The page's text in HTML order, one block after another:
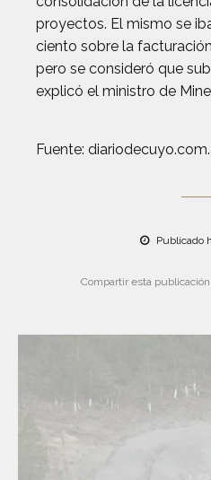
proyectos. El mismo se
ciento sobre la
pero se consideró que
explicó el ministro de
Fuente:
Publicado
Compartir esta